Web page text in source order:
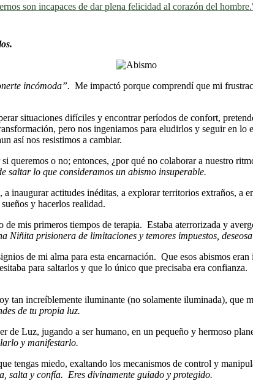
son incapaces de dar plena felicidad al corazón del
incómoda”. Me impactó porque comprendí que mi
situaciones difíciles y encontrar períodos de confort,
pero nos ingeniamos para eludirlos y seguir en lo
así nos resistimos a cambiar.
queremos o no; entonces, ¿por qué no colaborar a nuestro
saltar lo que consideramos un abismo insuperable.
inaugurar actitudes inéditas, a explorar territorios extraños, a
y hacerlos realidad.
de mis primeros tiempos de terapia. Estaba aterrorizada y
Niñita prisionera de limitaciones y temores impuestos,
de mi alma para esta encarnación. Que esos abismos
para saltarlos y que lo único que precisaba era confianza.
tan increíblemente iluminante (no solamente iluminada), que
de tu propia luz.
de Luz, jugando a ser humano, en un pequeño y hermoso
y manifestarlo.
tengas miedo, exaltando los mecanismos de control y
salta y confía. Eres divinamente guiado y protegido.